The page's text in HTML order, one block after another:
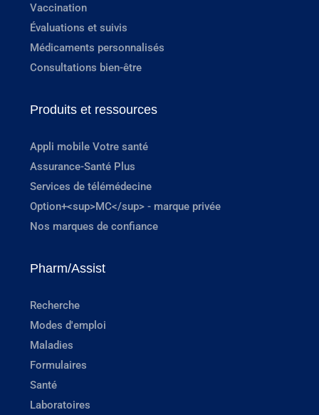
Vaccination
Évaluations et suivis
Médicaments personnalisés
Consultations bien-être
Produits et ressources
Appli mobile Votre santé
Assurance-Santé Plus
Services de télémédecine
Option+<sup>MC</sup> - marque privée
Nos marques de confiance
Pharm/Assist
Recherche
Modes d'emploi
Maladies
Formulaires
Santé
Laboratoires